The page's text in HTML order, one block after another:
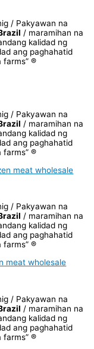
/ Pakyawan na
/ maramihan na
kalidad ng
ang paghahatid
farms” ®
/ Pakyawan na
/ maramihan na
kalidad ng
ang paghahatid
farms” ®
/ Pakyawan na
/ maramihan na
kalidad ng
ang paghahatid
farms” ®
/ Pakyawan na
/ maramihan na
kalidad ng
ang paghahatid
farms” ®